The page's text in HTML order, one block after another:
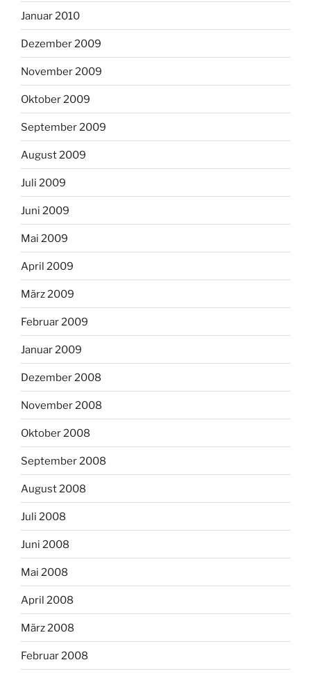
Januar 2010
Dezember 2009
November 2009
Oktober 2009
September 2009
August 2009
Juli 2009
Juni 2009
Mai 2009
April 2009
März 2009
Februar 2009
Januar 2009
Dezember 2008
November 2008
Oktober 2008
September 2008
August 2008
Juli 2008
Juni 2008
Mai 2008
April 2008
März 2008
Februar 2008